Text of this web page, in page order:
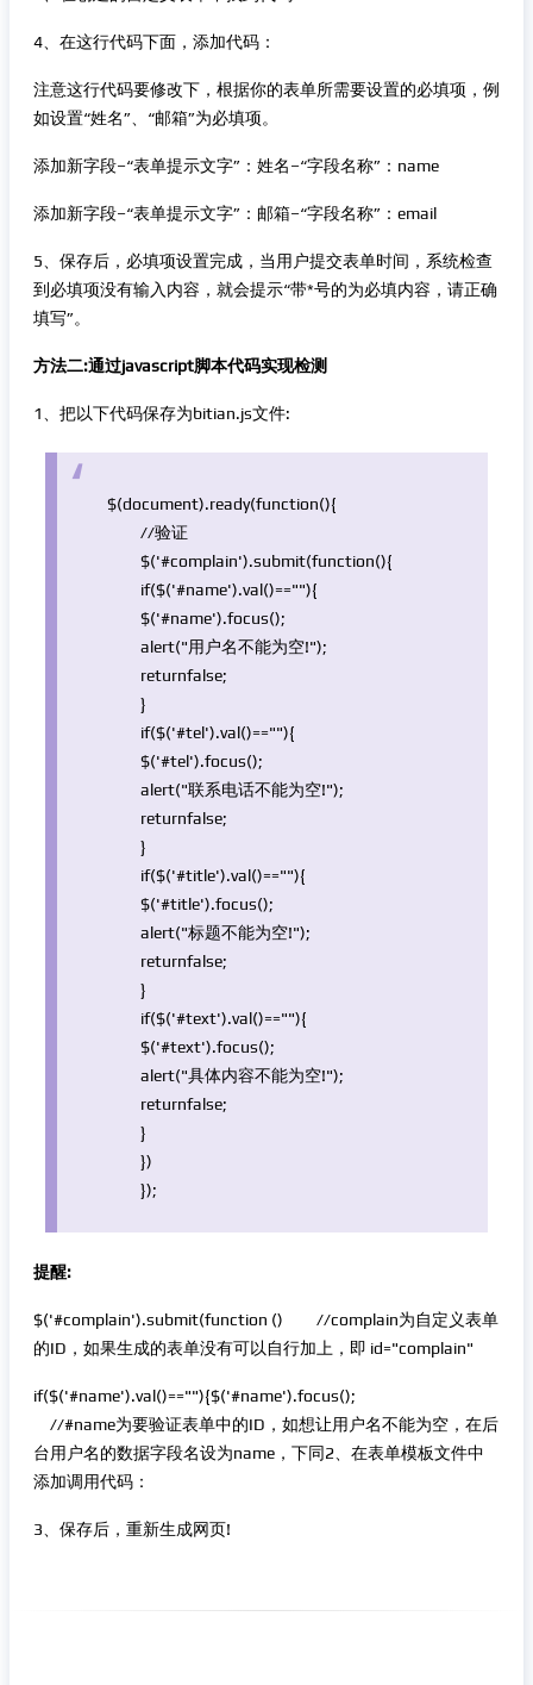
4、在这行代码下面，添加代码：
注意这行代码要修改下，根据你的表单所需要设置的必填项，例
如设置“姓名”、“邮箱”为必填项。
添加新字段–“表单提示文字”：姓名–“字段名称”：name
添加新字段–“表单提示文字”：邮箱–“字段名称”：email
5、保存后，必填项设置完成，当用户提交表单时间，系统检查
到必填项没有输入内容，就会提示“带*号的为必填内容，请正确
填写”。
方法二:通过javascript脚本代码实现检测
1、把以下代码保存为bitian.js文件:
$(document).ready(function(){
//验证
$('#complain').submit(function(){
if($('#name').val()==""){
$('#name').focus();
alert("用户名不能为空!");
returnfalse;
}
if($('#tel').val()==""){
$('#tel').focus();
alert("联系电话不能为空!");
returnfalse;
}
if($('#title').val()==""){
$('#title').focus();
alert("标题不能为空!");
returnfalse;
}
if($('#text').val()==""){
$('#text').focus();
alert("具体内容不能为空!");
returnfalse;
}
})
});
提醒:
$('#complain').submit(function () //complain为自定义表单
的ID，如果生成的表单没有可以自行加上，即 id="complain"
if($('#name').val()==""){$('#name').focus();
//#name为要验证表单中的ID，如想让用户名不能为空，在后
台用户名的数据字段名设为name，下同2、在表单模板文件中
添加调用代码：
3、保存后，重新生成网页!